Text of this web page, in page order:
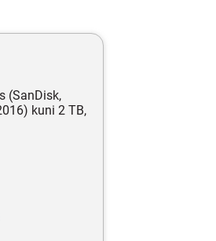
(SanDisk,
kuni 2 TB,